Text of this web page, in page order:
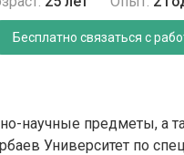
Бесплатно связаться с
научные предметы,
Университет по